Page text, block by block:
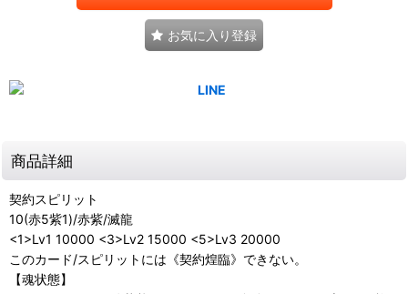
お気に入り登録
商品詳細
契約スピリット
10(赤5紫1)/赤紫/滅龍
<1>Lv1 10000 <3>Lv2 15000 <5>Lv3 20000
このカード/スピリットには《契約煌臨》できない。
【魂状態】